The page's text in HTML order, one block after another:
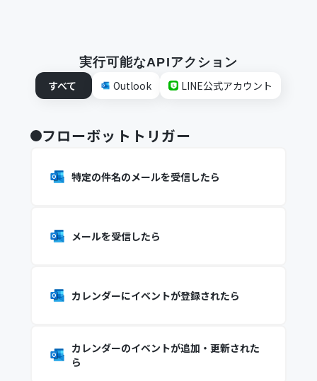
実行可能なAPIアクション
すべて
Outlook LINE公式アカウント
フローボットトリガー
特定の件名のメールを受信したら
メールを受信したら
カレンダーにイベントが登録されたら
カレンダーのイベントが追加・更新された
ら